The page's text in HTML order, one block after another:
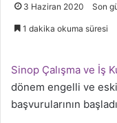
3 Haziran 2020 Son
1 dakika okuma süresi
Sinop Çalışma ve İş
dönem engelli ve
başvurularının